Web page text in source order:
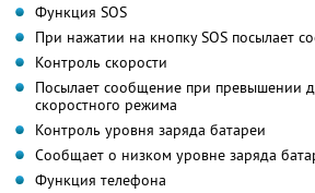
Функция SOS
При нажатии на кнопку SOS посылает
Контроль скорости
Посылает сообщение при превышении
скоростного режима
Контроль уровня заряда батареи
Сообщает о низком уровне заряда
Функция телефона